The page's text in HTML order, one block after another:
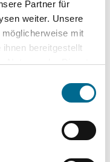
Partner für
weiter. Unsere
mit
bereitgestellt
Nutzung der Dienste
weiterhin nutzen.
Leasing Kauf
- -
-